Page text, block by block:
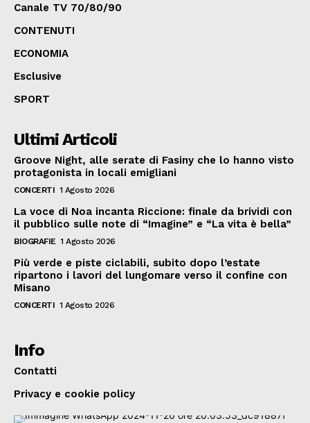
Canale TV 70/80/90
CONTENUTI
ECONOMIA
Esclusive
SPORT
Ultimi Articoli
Groove Night, alle serate di Fasiny che lo hanno visto
protagonista in locali emigliani
CONCERTI 1 Agosto 2026
La voce di Noa incanta Riccione: finale da brividi con
il pubblico sulle note di “Imagine” e “La vita è bella”
BIOGRAFIE 1 Agosto 2026
Più verde e piste ciclabili, subito dopo l’estate
ripartono i lavori del lungomare verso il confine con
Misano
CONCERTI 1 Agosto 2026
Info
Contatti
Privacy e cookie policy